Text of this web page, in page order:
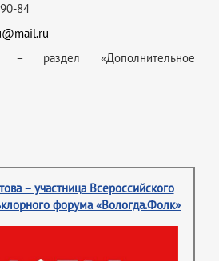
84
– раздел «Дополнительное
– участница Всероссийского
форума «Вологда.Фолк»